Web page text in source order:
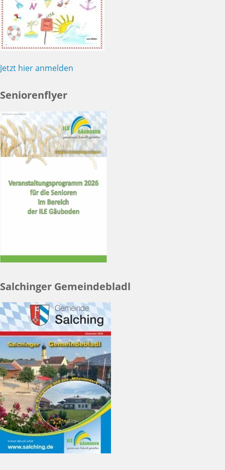
Jetzt hier anmelden
Seniorenflyer
Salchinger Gemeindebladl